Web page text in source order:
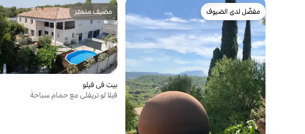
مفضّل لدى الضيوف
مفضّل لدى الضيوف
مضيف متميّز
مضيف متميّز
بيت في فيلو
فيلا لو تريفلي مع حمام سباحة